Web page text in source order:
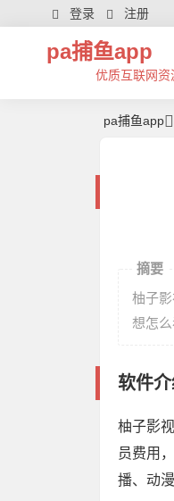
登录 注册
pa捕鱼app
优质互联网资
pa捕鱼app
摘要
柚子
想怎
软件
柚子影
员费用
播、动